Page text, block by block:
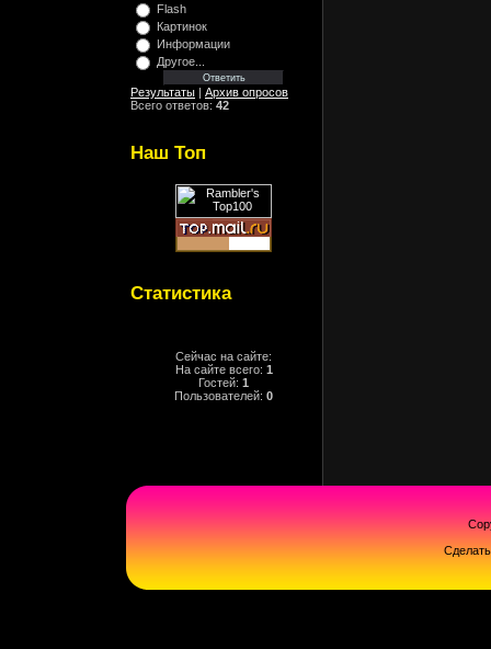
Flash
Картинок
Информации
Другое...
Результаты | Архив опросов
Всего ответов: 42
Наш Топ
Статистика
Сейчас на сайте:
На сайте всего: 1
Гостей: 1
Пользователей: 0